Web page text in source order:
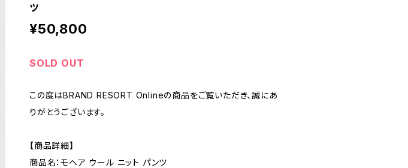
ツ
¥50,800
SOLD OUT
この度はBRAND RESORT Onlineの商品をご覧いただき、誠にあ
りがとうございます。
【商品詳細】
商品名：モヘア ウール ニット パンツ